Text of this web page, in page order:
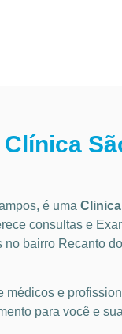
é uma
consultas e
no bairro Recanto
médicos e
para você e